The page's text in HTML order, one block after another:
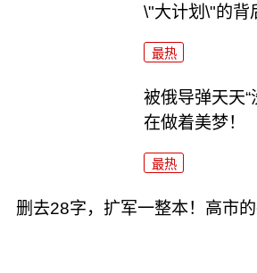
\"大计划\"的背
最热
被俄导弹天天“
在做着美梦！
最热
删去28字，扩军一整本！高市